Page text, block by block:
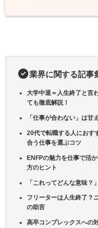
業界に関する記事
大学中退＝人生終了と言
ても徹底解説！
「仕事が合わない」は甘
20代で転職する人におす
合う仕事を選ぶコツ
ENFPの魅力を仕事で活
方のヒント
「これってどんな意味？
フリーターは人生終了？
の助言
高卒コンプレックスへの